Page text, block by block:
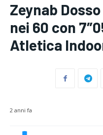
SUBSCRIBE
SUBSCRIBE
Zeynab
nei 60 con
Atletica
2 anni fa